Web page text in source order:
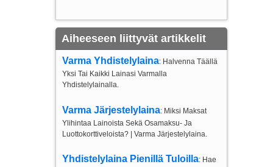
Aiheeseen liittyvät artikkelit
Varma Yhdistelylaina: Halvenna Täällä
Yksi Tai Kaikki Lainasi Varmalla
Yhdistelylainalla.
Varma Järjestelylaina: Miksi Maksat
Ylihintaa Lainoista Sekä Osamaksu- Ja
Luottokorttiveloista? | Varma Järjestelylaina.
Yhdistelylaina Pienillä Tuloilla: Hae